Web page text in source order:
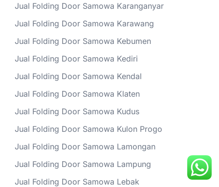
Jual Folding Door Samowa Karanganyar
Jual Folding Door Samowa Karawang
Jual Folding Door Samowa Kebumen
Jual Folding Door Samowa Kediri
Jual Folding Door Samowa Kendal
Jual Folding Door Samowa Klaten
Jual Folding Door Samowa Kudus
Jual Folding Door Samowa Kulon Progo
Jual Folding Door Samowa Lamongan
Jual Folding Door Samowa Lampung
Jual Folding Door Samowa Lebak